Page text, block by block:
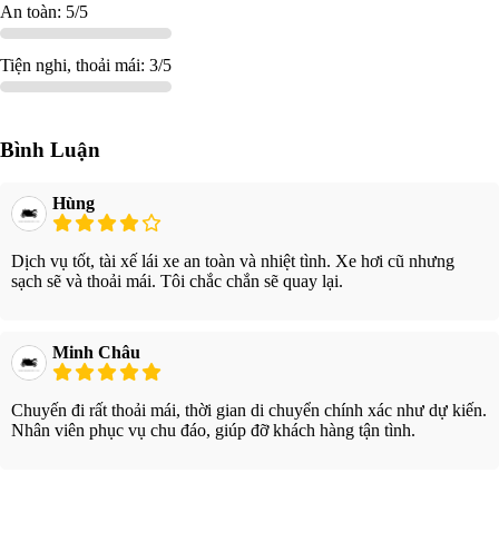
An toàn: 5/5
Tiện nghi, thoải mái: 3/5
Bình Luận
Hùng
Dịch vụ tốt, tài xế lái xe an toàn và nhiệt tình. Xe hơi cũ nhưng
sạch sẽ và thoải mái. Tôi chắc chắn sẽ quay lại.
Minh Châu
Chuyến đi rất thoải mái, thời gian di chuyển chính xác như dự kiến.
Nhân viên phục vụ chu đáo, giúp đỡ khách hàng tận tình.